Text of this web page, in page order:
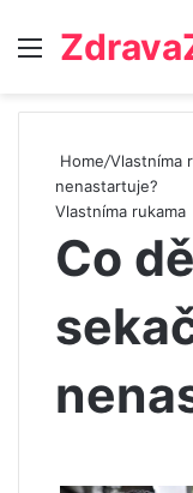
Menu
Home/Vlastníma
nenastartuje?
Vlastníma rukama
Co